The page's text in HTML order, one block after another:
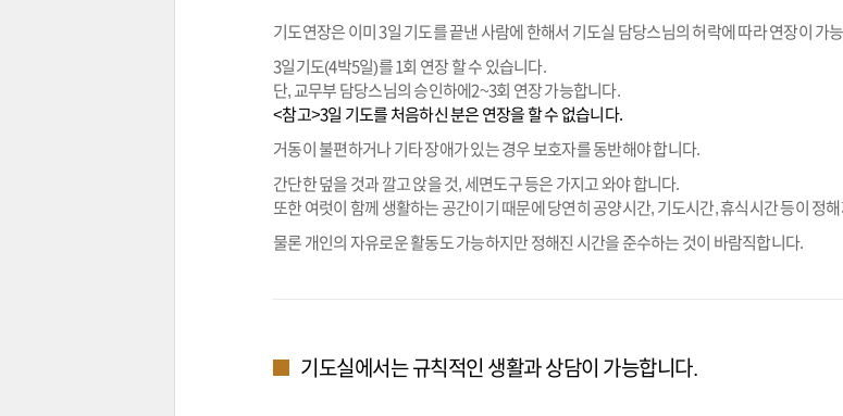
기도연장은 이미 3일 기도를 끝낸 사람에 한해서 기도실 담당스님의 허락에 따라 연장이 가
3일기도(4박5일)를 1회 연장 할 수 있습니다.
단, 교무부 담당스님의 승인하에2~3회 연장 가능합니다.
<참고>3일 기도를 처음하신 분은 연장을 할 수 없습니다.
거동이 불편하거나 기타 장애가 있는 경우 보호자를 동반해야 합니다.
간단한 덮을 것과 깔고 앉을 것, 세면도구 등은 가지고 와야 합니다.
또한 여럿이 함께 생활하는 공간이기 때문에 당연히 공양시간, 기도시간, 휴식시간 등이 정
물론 개인의 자유로운 활동도 가능하지만 정해진 시간을 준수하는 것이 바람직합니다.
기도실에서는 규칙적인 생활과 상담이 가능합니다.